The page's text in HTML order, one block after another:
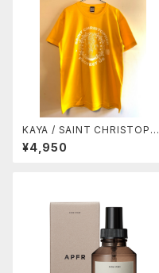
KAYA / SAINT CHRISTOPH
ER TEE
¥4,950